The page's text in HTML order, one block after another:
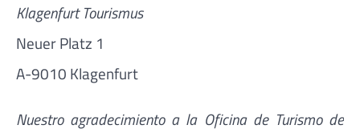
Klagenfurt Tourismus
Neuer Platz 1
A-9010 Klagenfurt
Nuestro agradecimiento a la Oficina de Turismo de